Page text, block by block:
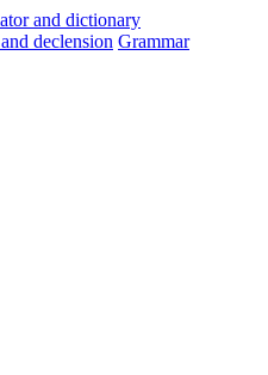
and declension Grammar